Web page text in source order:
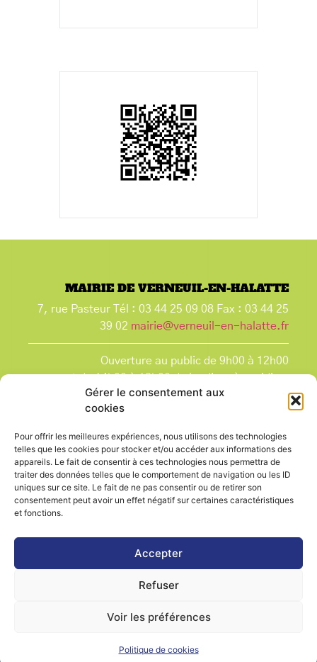
Gérer le consentement aux
cookies
Pour offrir les meilleures expériences, nous utilisons des technologies
telles que les cookies pour stocker et/ou accéder aux informations des
appareils. Le fait de consentir à ces technologies nous permettra de
traiter des données telles que le comportement de navigation ou les ID
uniques sur ce site. Le fait de ne pas consentir ou de retirer son
consentement peut avoir un effet négatif sur certaines caractéristiques
et fonctions.
Accepter
Refuser
Voir les préférences
Politique de cookies
MAIRIE DE VERNEUIL-EN-HALATTE
7, rue Pasteur Tél : 03 44 25 09 08 Fax : 03 44 25
39 02 mairie@verneuil-en-halatte.fr
Ouverture au public de 9h00 à 12h00
et de 14h00 à 18h00 du lundi après-midi au
vendredi,
et le samedi de 9h00 à 12h00.
que les jours fériés.
Contactez-nous Mentions légales
Politique de cookies (UE)